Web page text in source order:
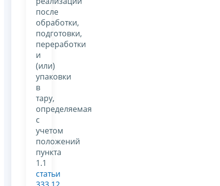
после
обработки,
подготовки,
переработки
и
(или)
упаковки
в
тару,
определяемая
с
учетом
положений
пункта
1.1
статьи